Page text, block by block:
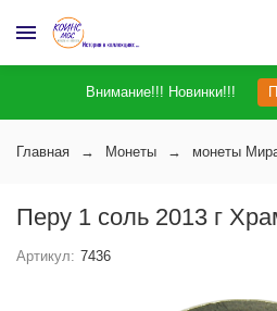
Внимание!!! Новинки!!!
Главная Монеты монеты
Перу 1 соль 2013 г
Артикул: 7436